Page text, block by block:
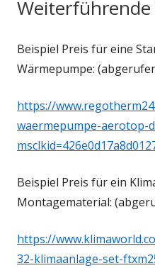
Weiterführende
Beispiel Preis für eine
Wärmepumpe:
https://
waermepumpe-aerotop-
Beispiel Preis für ein
Montagematerial:
https://
32-klimaanlage-set-